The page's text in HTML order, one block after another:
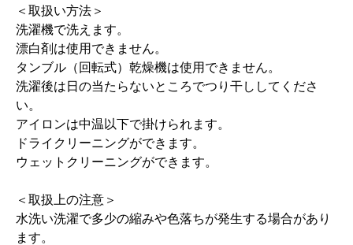
＜取扱い方法＞
洗濯機で洗えます。
漂白剤は使用できません。
タンブル（回転式）乾燥機は使用できません。
洗濯後は日の当たらないところでつり干ししてくださ
い。
アイロンは中温以下で掛けられます。
ドライクリーニングができます。
ウェットクリーニングができます。
＜取扱上の注意＞
水洗い洗濯で多少の縮みや色落ちが発生する場合があり
ます。